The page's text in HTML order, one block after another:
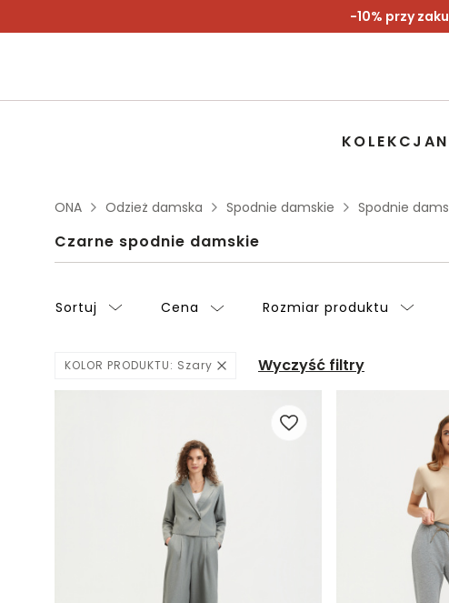
-10% przy
KOLEKCJA
ONA Odzież damska Spodnie damskie Spodnie
Czarne spodnie damskie
Sortuj Cena Rozmiar produktu
KOLOR PRODUKTU: Szary Wyczyść filtry